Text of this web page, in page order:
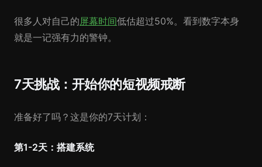
很多人对自己的屏幕时间低估超过50%。看到数字本身
就是一记强有力的警钟。
7天挑战：开始你的短视频戒断
准备好了吗？这是你的7天计划：
第1-2天：搭建系统